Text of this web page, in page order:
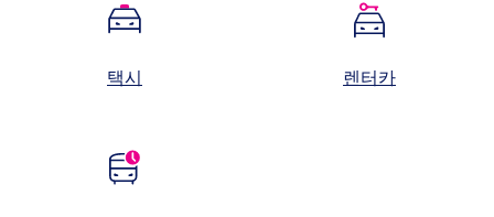
택시 렌터카